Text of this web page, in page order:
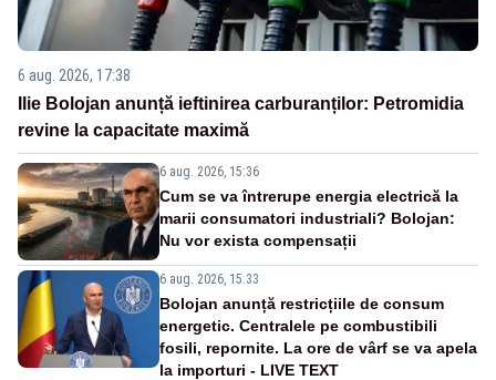
6 aug. 2026, 17:38
Ilie Bolojan anunță ieftinirea carburanților: Petromidia
revine la capacitate maximă
6 aug. 2026, 15:36
Cum se va întrerupe energia electrică la
marii consumatori industriali? Bolojan:
Nu vor exista compensații
6 aug. 2026, 15:33
Bolojan anunță restricțiile de consum
energetic. Centralele pe combustibili
fosili, repornite. La ore de vârf se va apela
la importuri - LIVE TEXT